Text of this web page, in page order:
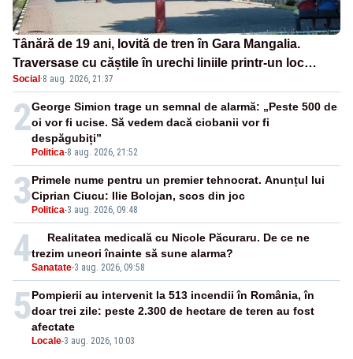
Tânără de 19 ani, lovită de tren în Gara Mangalia.
Traversase cu căștile în urechi liniile printr-un loc
nepermis
Social ·8 aug. 2026, 21:37
2
Politica-8 aug. 2026, 21:52
George Simion trage un semnal de alarmă: „Peste 500 de
oi vor fi ucise. Să vedem dacă ciobanii vor fi
despăgubiți”
3 Politica-3 aug. 2026, 09:48
Primele nume pentru un premier tehnocrat. Anunțul lui
Ciprian Ciucu: Ilie Bolojan, scos din joc
4Sanatate-3 aug. 2026, 09:58
Realitatea medicală cu Nicole Păcuraru. De ce ne
trezim uneori înainte să sune alarma?
5
Locale-3 aug. 2026, 10:03
Pompierii au intervenit la 513 incendii în România, în
doar trei zile: peste 2.300 de hectare de teren au fost
afectate